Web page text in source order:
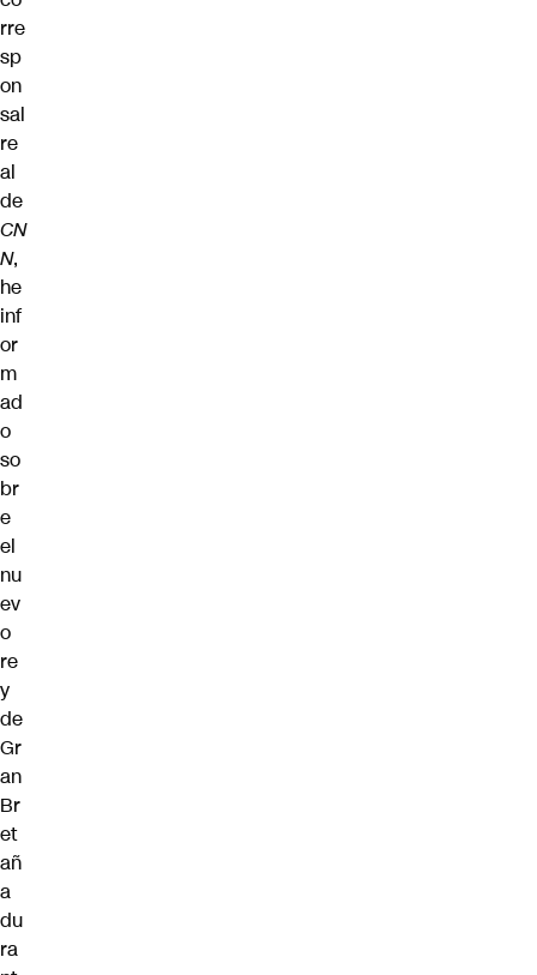
rre
sp
on
sal
re
al
de
CN
N,
he
inf
or
m
ad
o
so
br
e
el
nu
ev
o
re
y
de
Gr
an
Br
et
añ
a
du
ra